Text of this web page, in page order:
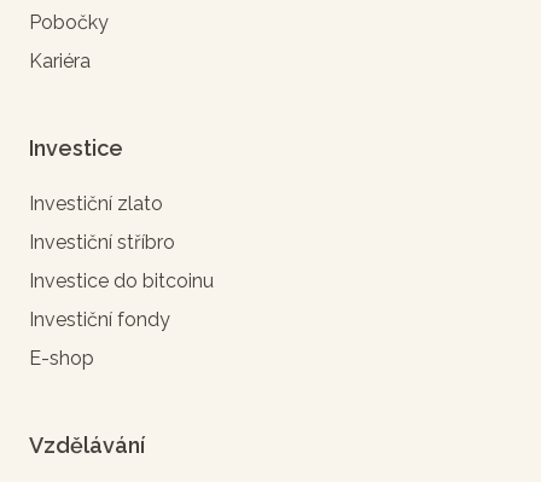
Pobočky
Kariéra
Investice
Investiční zlato
Investiční stříbro
Investice do bitcoinu
Investiční fondy
E-shop
Vzdělávání